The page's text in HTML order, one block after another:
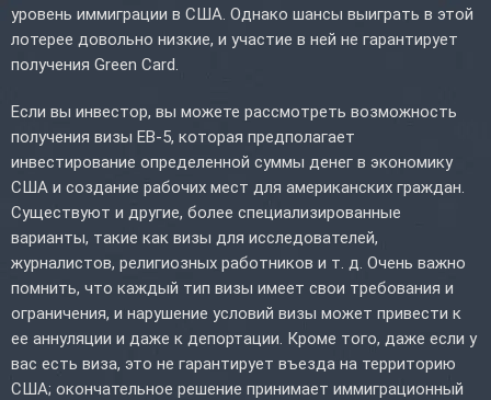
уровень иммиграции в США. Однако шансы выиграть в этой
лотерее довольно низкие, и участие в ней не гарантирует
получения Green Card.
Если вы инвестор, вы можете рассмотреть возможность
получения визы EB-5, которая предполагает
инвестирование определенной суммы денег в экономику
США и создание рабочих мест для американских граждан.
Существуют и другие, более специализированные
варианты, такие как визы для исследователей,
журналистов, религиозных работников и т. д. Очень важно
помнить, что каждый тип визы имеет свои требования и
ограничения, и нарушение условий визы может привести к
ее аннуляции и даже к депортации. Кроме того, даже если у
вас есть виза, это не гарантирует въезда на территорию
США; окончательное решение принимает иммиграционный